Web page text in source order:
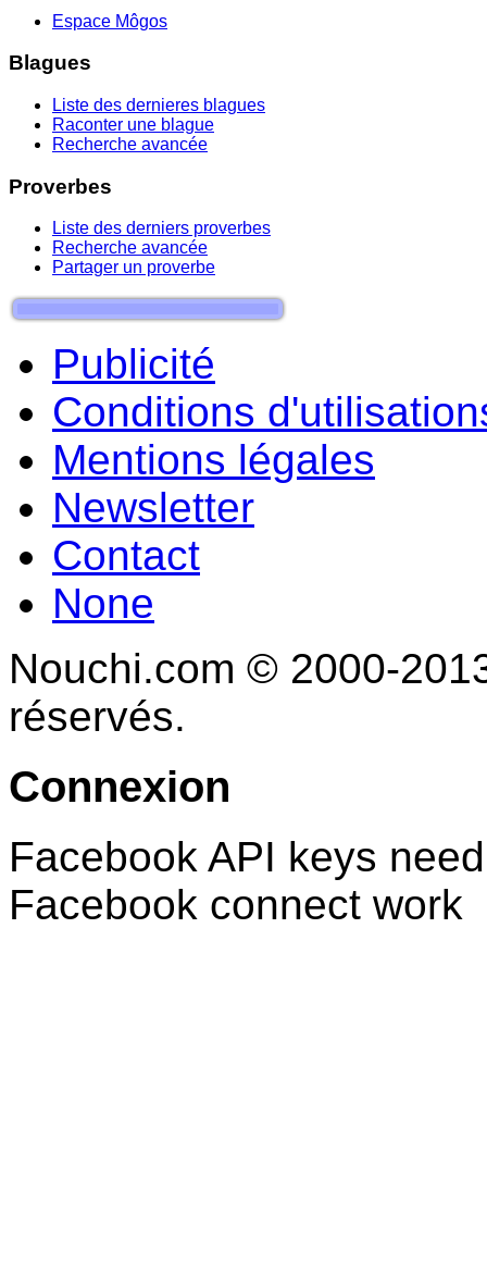
Espace Môgos
Blagues
Liste des dernieres blagues
Raconter une blague
Recherche avancée
Proverbes
Liste des derniers proverbes
Recherche avancée
Partager un proverbe
Publicité
Conditions
Mentions légales
Newsletter
Contact
None
Nouchi.com © 2000-
réservés.
Connexion
Facebook API keys
Facebook connect work